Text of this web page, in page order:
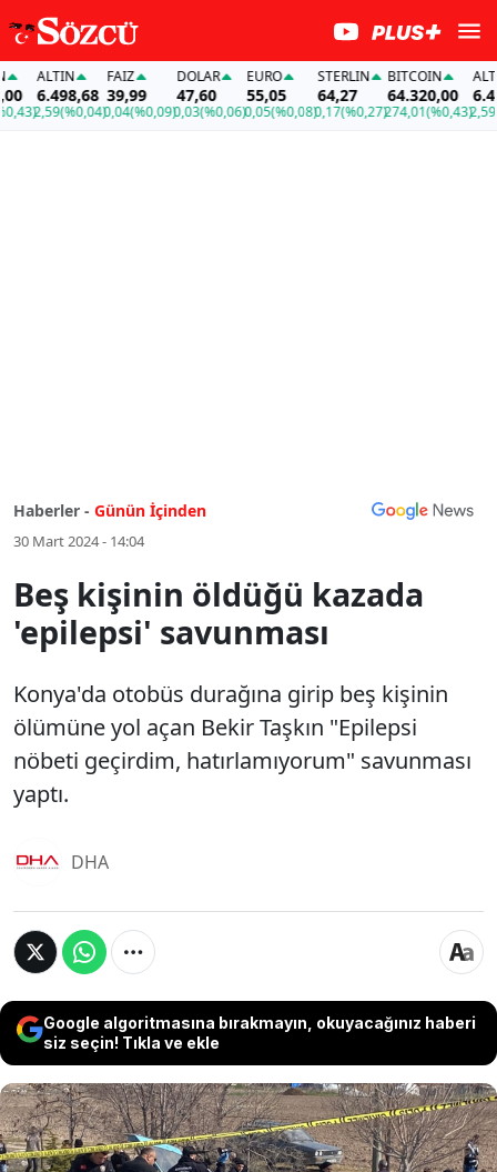
ALTIN
6.498,68
2,59(%0,04)
FAİZ
39,99
0,04(%0,09)
DOLAR
47,60
0,03(%0,06)
EURO
55,05
0,05(%0,08)
STERLIN
64,27
0,17(%0,27)
BITCOIN
64.320,00
274,01(%0,43)
ALTIN
2,59
Haberler - Günün İçinden
30 Mart 2024 - 14:04
Beş kişinin öldüğü kazada
'epilepsi' savunması
Konya'da otobüs durağına girip beş kişinin
ölümüne yol açan Bekir Taşkın "Epilepsi
nöbeti geçirdim, hatırlamıyorum" savunması
yaptı.
DHA
Google algoritmasına bırakmayın, okuyacağınız haberi
siz seçin! Tıkla ve ekle